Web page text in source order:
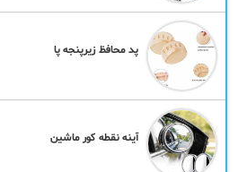
پد محافظ زیرپنجه پا
آینه نقطه کور ماشین